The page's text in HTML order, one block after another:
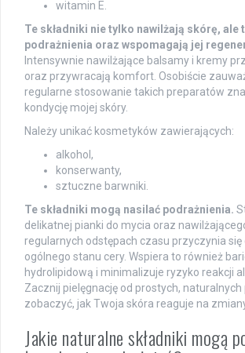
witamin E.
Te składniki nie tylko nawilżają skórę, ale
podrażnienia oraz wspomagają jej
Intensywnie nawilżające balsamy i kremy
oraz przywracają komfort. Osobiście
regularne stosowanie takich preparatów
kondycję mojej skóry.
Należy unikać kosmetyków zawierających:
alkohol,
konserwanty,
sztuczne barwniki.
Te składniki mogą nasilać podrażnienia.
delikatnej pianki do mycia oraz
regularnych odstępach czasu przyczynia
ogólnego stanu cery. Wspiera to również
hydrolipidową i minimalizuje ryzyko reakcji
Zacznij pielęgnację od prostych,
zobaczyć, jak Twoja skóra reaguje na
Jakie naturalne składniki mogą